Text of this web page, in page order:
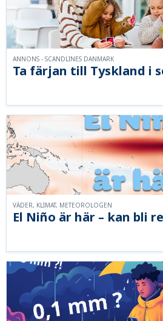
Ta färjan till Tyskland i
ANNONS - SCANDLINES DANMARK
El Niño är här – kan bli
VÄDER, KLIMAT, METEOROLOGEN